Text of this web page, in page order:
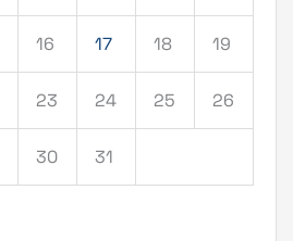
16 17 18 19
23 24 25 26
30 31